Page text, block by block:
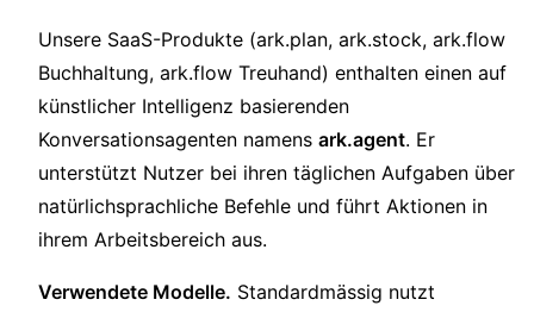
Unsere SaaS-Produkte (ark.plan, ark.stock, ark.flow
Buchhaltung, ark.flow Treuhand) enthalten einen auf
künstlicher Intelligenz basierenden
Konversationsagenten namens ark.agent. Er
unterstützt Nutzer bei ihren täglichen Aufgaben über
natürlichsprachliche Befehle und führt Aktionen in
ihrem Arbeitsbereich aus.
Verwendete Modelle. Standardmässig nutzt